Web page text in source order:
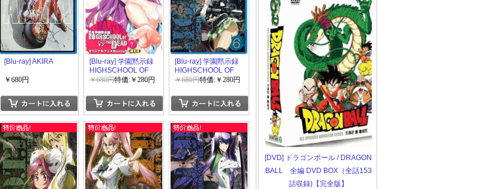
[Blu-ray] AKIRA
￥680円
[Blu-ray] 学園黙示録
HIGHSCHOOL OF
THE DEAD 7
￥680円特価:￥280円
[Blu-ray] 学園黙示録
HIGHSCHOOL OF
THE DEAD 6
￥680円特価:￥280円
[DVD] ドラゴンボール / DRAGON
BALL 全編 DVD BOX（全話153
話収録)【完全版】